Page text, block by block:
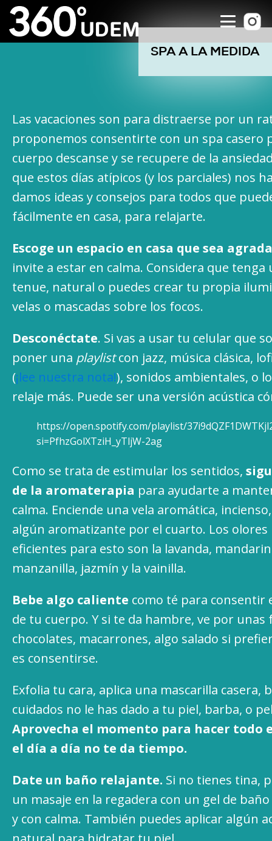
SPA A LA MEDIDA
Las vacaciones son para distraerse por un
proponemos consentirte con un spa casero
cuerpo descanse y se recupere de la
que estos días atípicos (y los parciales) nos
damos ideas y consejos para todos que
fácilmente en casa, para relajarte.
Escoge un espacio en casa que sea
invite a estar en calma. Considera que tenga
tenue, natural o puedes crear tu propia
velas o mascadas sobre los focos.
Desconéctate. Si vas a usar tu celular que
poner una playlistcon jazz, música clásica,
(¡lee nuestra nota!), sonidos ambientales, o
relaje más. Puede ser una versión acústica
https://open.spotify.com/playlist/
si=PfhzGolXTziH_yTljW-2ag
Como se trata de estimular los sentidos,
de la aromaterapia para ayudarte a
calma. Enciende una vela aromática,
algún aromatizante por el cuarto. Los olores
eficientes para esto son la lavanda,
manzanilla, jazmín y la vainilla.
Bebe algo caliente como té para consentir
de tu cuerpo. Y si te da hambre, ve por unas
chocolates, macarrones, algo salado si
es consentirse.
Exfolia tu cara, aplica una mascarilla casera,
cuidados no le has dado a tu piel, barba, o
Aprovecha el momento para hacer todo
el día a día no te da tiempo.
Date un baño relajante. Si no tienes tina,
un masaje en la regadera con un gel de
y con calma. También puedes aplicar algún